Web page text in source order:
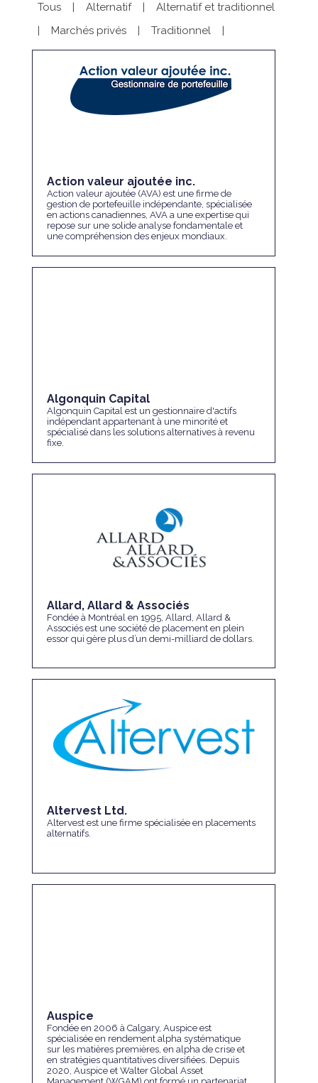
Tous Alternatif
Alternatif et traditionnel
Marchés privés Traditionnel
Action valeur ajoutée inc.
Action valeur ajoutée (AVA) est une firme de
gestion de portefeuille indépendante, spécialisée
en actions canadiennes, AVA a une expertise qui
repose sur une solide analyse fondamentale et
une compréhension des enjeux mondiaux.
Algonquin Capital
Algonquin Capital est un gestionnaire d'actifs
indépendant appartenant à une minorité et
spécialisé dans les solutions alternatives à revenu
fixe.
Allard, Allard & Associés
Fondée à Montréal en 1995, Allard, Allard &
Associés est une société de placement en plein
essor qui gère plus d’un demi-milliard de dollars.
Altervest Ltd.
Altervest est une firme spécialisée en placements
alternatifs.
Auspice
Fondée en 2006 à Calgary, Auspice est
spécialisée en rendement alpha systématique
sur les matières premières, en alpha de crise et
en stratégies quantitatives diversifiées. Depuis
2020, Auspice et Walter Global Asset